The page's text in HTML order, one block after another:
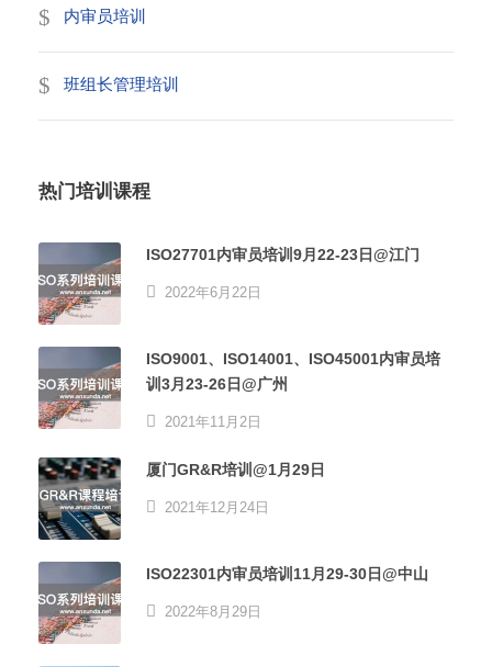
内审员培训
班组长管理培训
热门培训课程
ISO27701内审员培训9月22-23日@江门
2022年6月22日
ISO9001、ISO14001、ISO45001内审员培
训3月23-26日@广州
2021年11月2日
厦门GR&R培训@1月29日
2021年12月24日
ISO22301内审员培训11月29-30日@中山
2022年8月29日